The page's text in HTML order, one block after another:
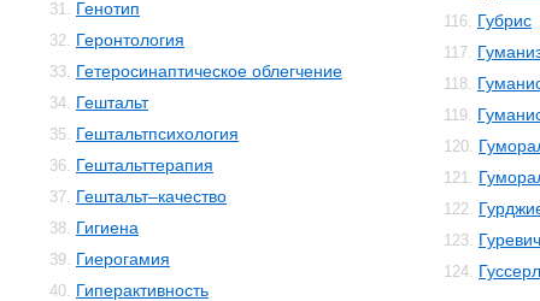
31. Генотип
32. Геронтология
33. Гетеросинаптическое облегчение
34. Гештальт
35. Гештальтпсихология
36. Гештальттерапия
37. Гештальт–качество
38. Гигиена
39. Гиерогамия
40. Гиперактивность
116. Губрис
117.
118.
119.
120.
121.
122.
123.
124.